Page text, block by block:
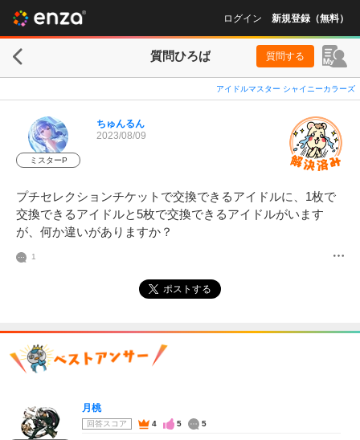
ログイン 新規登録（無料）
質問ひろば 質問する
アイドルマスター シャイニーカラーズ
ミスターP
ちゅんるん
2023/08/09
プチセレクションチケットで交換できるアイドルに、1枚で
交換できるアイドルと5枚で交換できるアイドルがいます
が、何か違いがありますか？
1
ポストする
月桃
回答スコア 4 5 5